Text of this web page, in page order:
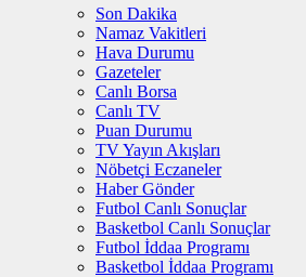
Son Dakika
Namaz Vakitleri
Hava Durumu
Gazeteler
Canlı Borsa
Canlı TV
Puan Durumu
TV Yayın Akışları
Nöbetçi Eczaneler
Haber Gönder
Futbol Canlı Sonuçlar
Basketbol Canlı Sonuçlar
Futbol İddaa Programı
Basketbol İddaa Programı